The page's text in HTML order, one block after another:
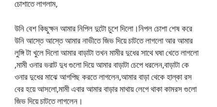
চোশাতে লাগলাম,
উনি বেশ কিছুক্ষন আমার নিপিল দুটো চুশে দিলো।নিপল চোশা শেষ করে
উনি আস্তে আস্তে আমার নাভীতে জিভ দিয়ে চাটতে লাগলো আর আমার
লুঙ্গি টা খুলে দিলো আমার বাড়াটা তখন মামীর দুধের সাথে ঘষা খেতে লাগলো
,মামী ওনার ভরাট দুধ গুলো দিয়ে আমার বাড়াটা চেপে ধরলেন,বাড়াটা কে
ওনার দুধের মাঝে আগপিছ করতে লাগলেন,আমার বাড়া থেকে হাল্কা রস
বের হয়ে আসলো,মামী এবার আমার বাড়ার মাথায় লেগে থাকা কামরস গুলো
জিভ দিয়ে চাটতে লাগলেন।